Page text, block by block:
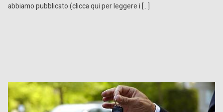
abbiamo pubblicato (clicca qui per leggere i […]